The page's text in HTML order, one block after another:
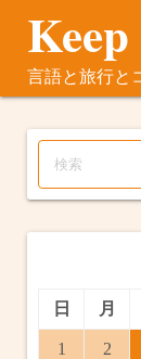
ン
言語と旅行と
日
月
1 2